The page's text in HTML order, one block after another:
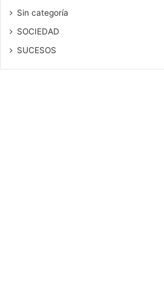
Sin categoría
SOCIEDAD
SUCESOS